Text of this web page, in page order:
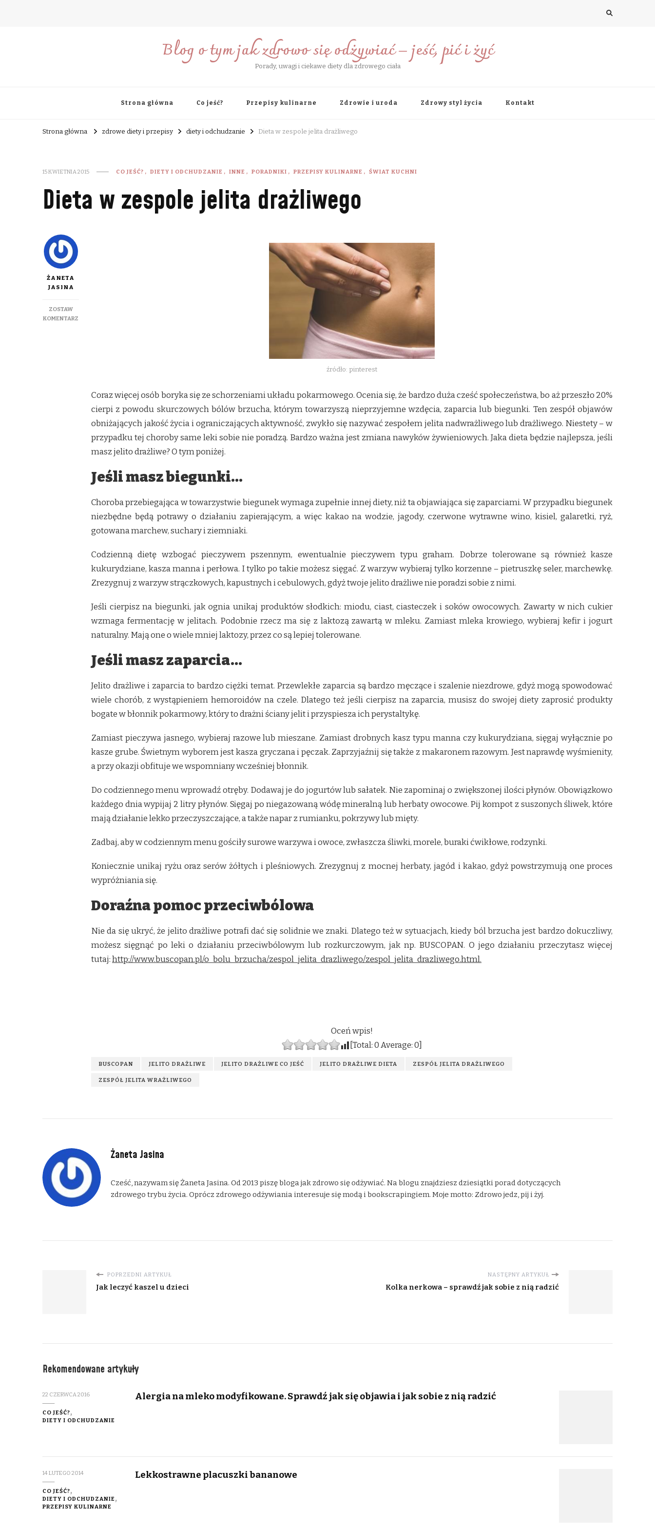
Blog o tym jak zdrowo się odżywiać – jeść, pić i żyć
Porady, uwagi i ciekawe diety dla zdrowego ciała
Strona główna Co jeść? Przepisy kulinarne Zdrowie i uroda Zdrowy styl życia Kontakt
Strona główna zdrowe diety i przepisy diety i odchudzanie Dieta w zespole jelita drażliwego
15 KWIETNIA 2015 CO JEŚĆ? DIETY I ODCHUDZANIE INNE PORADNIKI PRZEPISY KULINARNE ŚWIAT KUCHNI
Dieta w zespole jelita drażliwego
ŻANETA
JASINA
ZOSTAW
KOMENTARZ
źródło: pinterest
Coraz więcej osób boryka się ze schorzeniami układu pokarmowego. Ocenia się, że bardzo duża cześć społeczeństwa, bo aż przeszło 20%
cierpi z powodu skurczowych bólów brzucha, którym towarzyszą nieprzyjemne wzdęcia, zaparcia lub biegunki. Ten zespół objawów
obniżających jakość życia i ograniczających aktywność, zwykło się nazywać zespołem jelita nadwrażliwego lub drażliwego. Niestety – w
przypadku tej choroby same leki sobie nie poradzą. Bardzo ważna jest zmiana nawyków żywieniowych. Jaka dieta będzie najlepsza, jeśli
masz jelito drażliwe? O tym poniżej.
Jeśli masz biegunki…
Choroba przebiegająca w towarzystwie biegunek wymaga zupełnie innej diety, niż ta objawiająca się zaparciami. W przypadku biegunek
niezbędne będą potrawy o działaniu zapierającym, a więc kakao na wodzie, jagody, czerwone wytrawne wino, kisiel, galaretki, ryż,
gotowana marchew, suchary i ziemniaki.
Codzienną dietę wzbogać pieczywem pszennym, ewentualnie pieczywem typu graham. Dobrze tolerowane są również kasze
kukurydziane, kasza manna i perłowa. I tylko po takie możesz sięgać. Z warzyw wybieraj tylko korzenne – pietruszkę seler, marchewkę.
Zrezygnuj z warzyw strączkowych, kapustnych i cebulowych, gdyż twoje jelito drażliwe nie poradzi sobie z nimi.
Jeśli cierpisz na biegunki, jak ognia unikaj produktów słodkich: miodu, ciast, ciasteczek i soków owocowych. Zawarty w nich cukier
wzmaga fermentację w jelitach. Podobnie rzecz ma się z laktozą zawartą w mleku. Zamiast mleka krowiego, wybieraj kefir i jogurt
naturalny. Mają one o wiele mniej laktozy, przez co są lepiej tolerowane.
Jeśli masz zaparcia…
Jelito drażliwe i zaparcia to bardzo ciężki temat. Przewlekłe zaparcia są bardzo męczące i szalenie niezdrowe, gdyż mogą spowodować
wiele chorób, z wystąpieniem hemoroidów na czele. Dlatego też jeśli cierpisz na zaparcia, musisz do swojej diety zaprosić produkty
bogate w błonnik pokarmowy, który to drażni ściany jelit i przyspiesza ich perystaltykę.
Zamiast pieczywa jasnego, wybieraj razowe lub mieszane. Zamiast drobnych kasz typu manna czy kukurydziana, sięgaj wyłącznie po
kasze grube. Świetnym wyborem jest kasza gryczana i pęczak. Zaprzyjaźnij się także z makaronem razowym. Jest naprawdę wyśmienity,
a przy okazji obfituje we wspomniany wcześniej błonnik.
Do codziennego menu wprowadź otręby. Dodawaj je do jogurtów lub sałatek. Nie zapominaj o zwiększonej ilości płynów. Obowiązkowo
każdego dnia wypijaj 2 litry płynów. Sięgaj po niegazowaną wódę mineralną lub herbaty owocowe. Pij kompot z suszonych śliwek, które
mają działanie lekko przeczyszczające, a także napar z rumianku, pokrzywy lub mięty.
Zadbaj, aby w codziennym menu gościły surowe warzywa i owoce, zwłaszcza śliwki, morele, buraki ćwikłowe, rodzynki.
Koniecznie unikaj ryżu oraz serów żółtych i pleśniowych. Zrezygnuj z mocnej herbaty, jagód i kakao, gdyż powstrzymują one proces
wypróżniania się.
Doraźna pomoc przeciwbólowa
Nie da się ukryć, że jelito drażliwe potrafi dać się solidnie we znaki. Dlatego też w sytuacjach, kiedy ból brzucha jest bardzo dokuczliwy,
możesz sięgnąć po leki o działaniu przeciwbólowym lub rozkurczowym, jak np. BUSCOPAN. O jego działaniu przeczytasz więcej
tutaj:http://www.buscopan.pl/o_bolu_brzucha/zespol_jelita_drazliwego/zespol_jelita_drazliwego.html.
Oceń wpis!
[Total:0Average:0]
BUSCOPAN JELITO DRAŻLIWE JELITO DRAŻLIWE CO JEŚĆ JELITO DRAŻLIWE DIETA ZESPÓŁ JELITA DRAŻLIWEGO
ZESPÓŁ JELITA WRAŻLIWEGO
Żaneta Jasina
Cześć, nazywam się Żaneta Jasina. Od 2013 piszę bloga jak zdrowo się odżywiać. Na blogu znajdziesz dziesiątki porad dotyczących
zdrowego trybu życia. Oprócz zdrowego odżywiania interesuje się modą i bookscrapingiem. Moje motto: Zdrowo jedz, pij i żyj.
POPRZEDNI ARTYKUŁ
Jak leczyć kaszel u dzieci
NASTĘPNY ARTYKUŁ
Kolka nerkowa – sprawdź jak sobie z nią radzić
Rekomendowane artykuły
22 CZERWCA 2016
CO JEŚĆ?
DIETY I ODCHUDZANIE
Alergia na mleko modyfikowane. Sprawdź jak się objawia i jak sobie z nią radzić
14 LUTEGO 2014
CO JEŚĆ?
DIETY I ODCHUDZANIE
PRZEPISY KULINARNE
Lekkostrawne placuszki bananowe